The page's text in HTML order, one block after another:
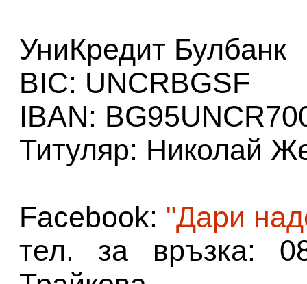
УниКредит Булбанк
BIC: UNCRBGSF
IBAN:
Титуляр: Николай
Facebook: "Дари
тел. за връзка: